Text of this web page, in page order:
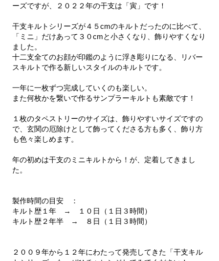
ーズですが、２０２２年の干支は「寅」です！
干支キルトシリーズが４５cmのキルトだったのに比べて、
「ミニ」だけあって３０cmと小さくなり、飾りやすくなり
ました。
十二支全てのお顔が印鑑のように浮き彫りになる、リバー
スキルトで作る新しいスタイルのキルトです。
一年に一枚ずつ完成していくのも楽しい。
また何枚かを繋いで作るサンプラーキルトも素敵です！
１枚のタペストリーのサイズは、飾りやすいサイズですの
で、玄関の厄除けとして飾ってくださる方も多く、飾り方
も色々楽しめます。
年の初めは干支のミニキルトから！が、定着してきまし
た。
製作時間の目安 ：
キルト歴１年 → １０日（１日３時間）
キルト歴２年半 → ８日（１日３時間）
２００９年から１２年にわたって発売してきた「干支キル